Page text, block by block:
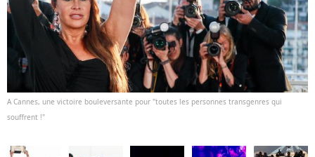
A Cannes, une victoire bouleversante pour "toutes les personnes transgenres qui
souffrent !"